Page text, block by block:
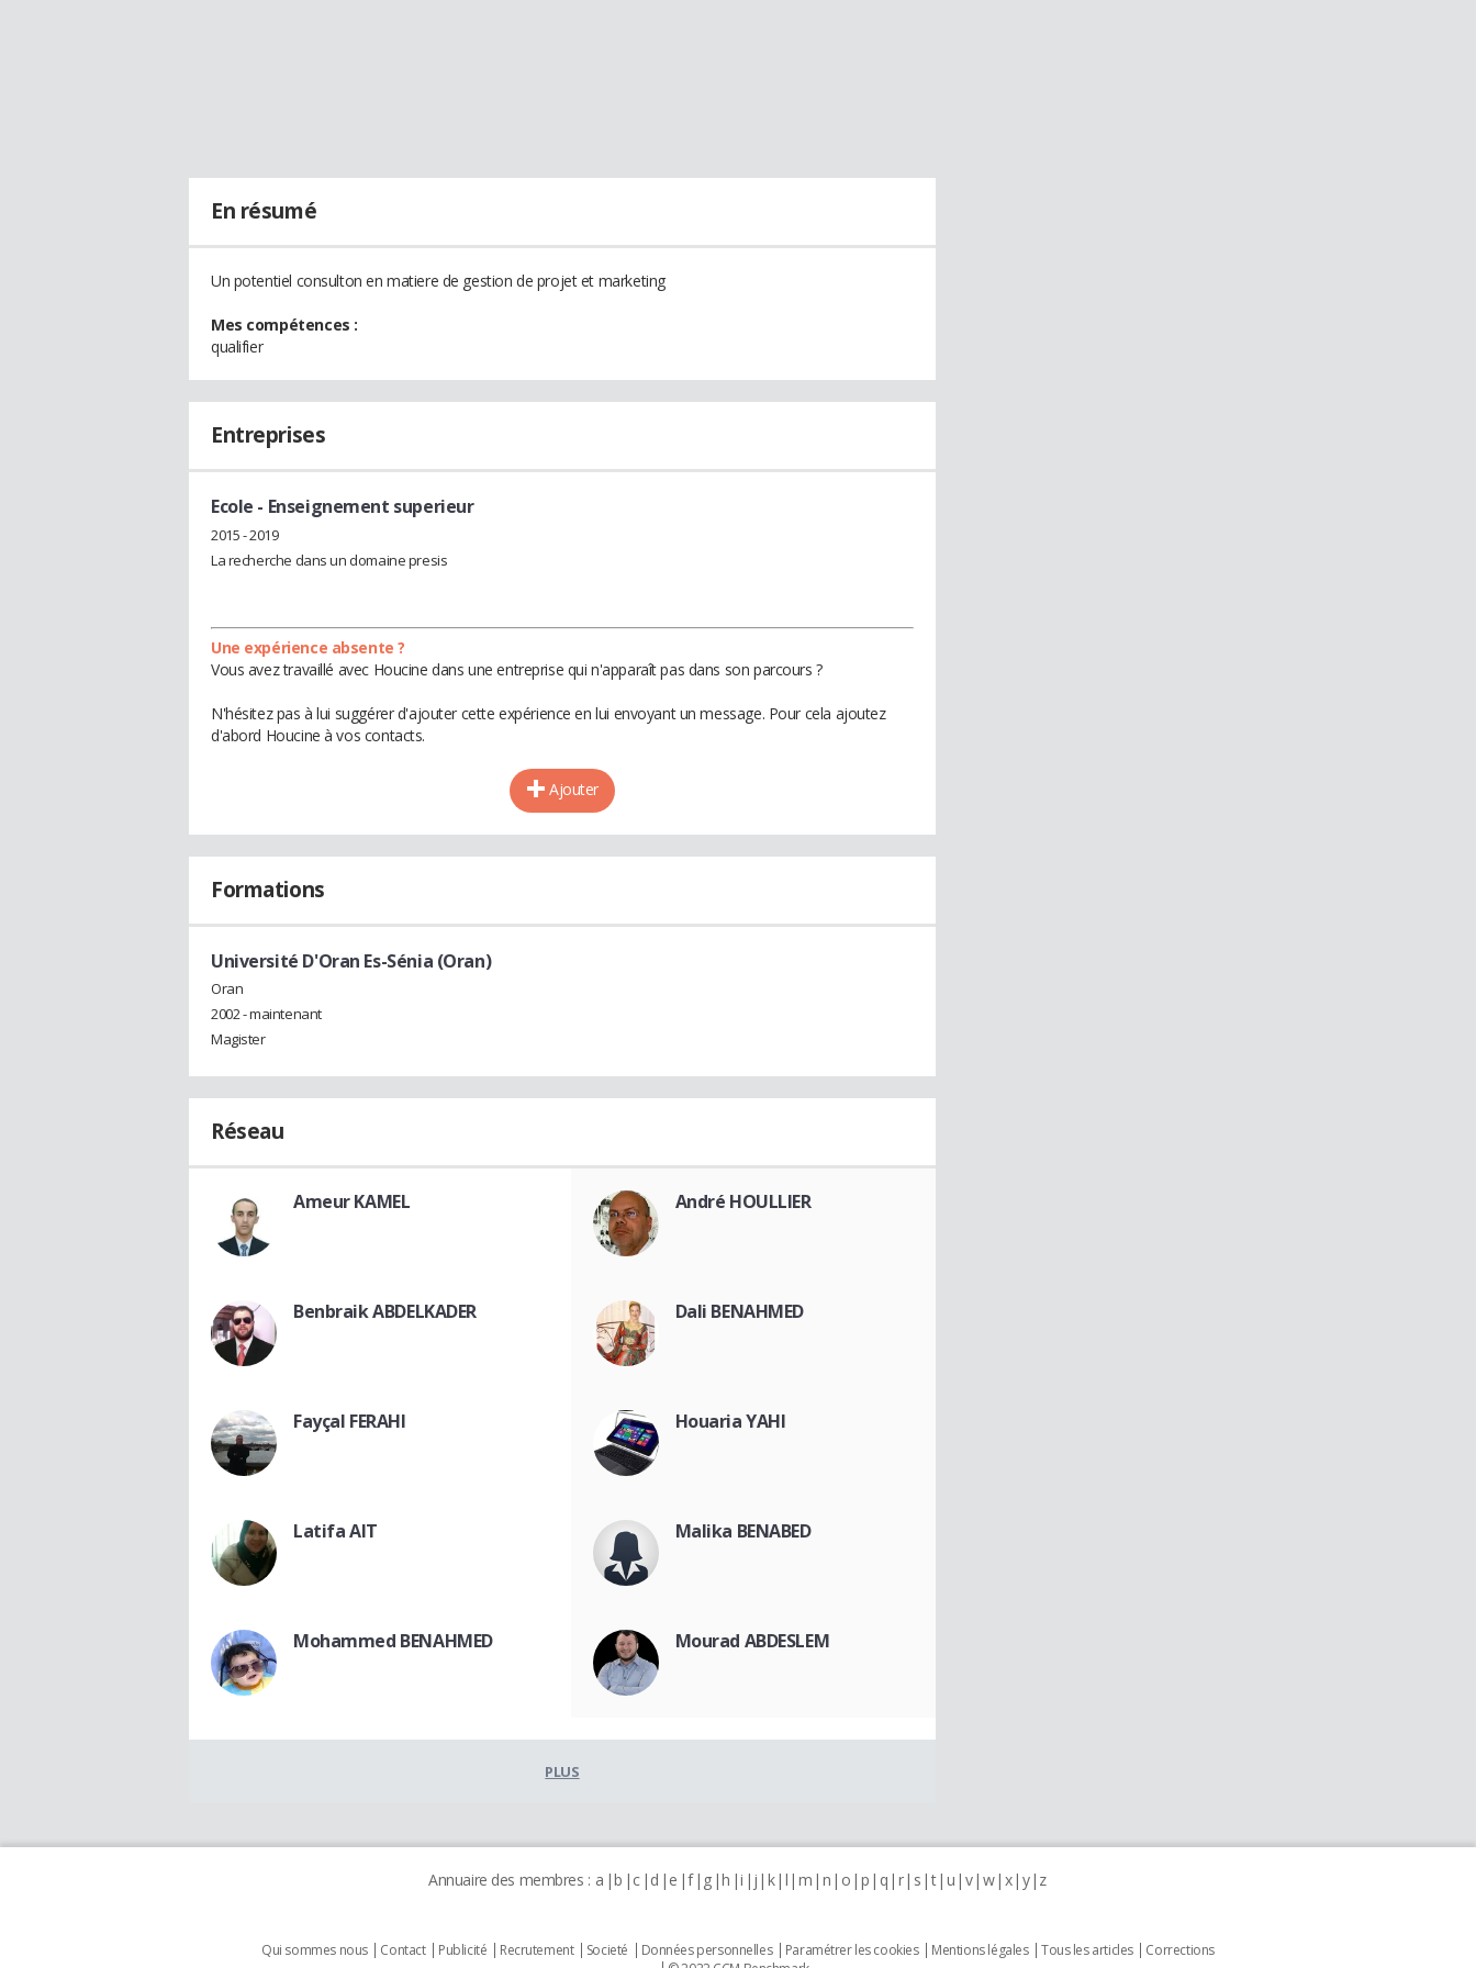
En résumé
Un potentiel consulton en matiere de gestion de projet et marketing
Mes compétences :
qualifier
Entreprises
Ecole - Enseignement superieur
2015 - 2019
La recherche dans un domaine presis
Une expérience absente ?
Vous avez travaillé avec Houcine dans une entreprise qui n'apparaît pas dans son parcours ?
N'hésitez pas à lui suggérer d'ajouter cette expérience en lui envoyant un message. Pour cela ajoutez
d'abord Houcine à vos contacts.
Ajouter
Formations
Université D'Oran Es-Sénia (Oran)
Oran
2002 - maintenant
Magister
Réseau
Ameur KAMEL André HOULLIER
Benbraik ABDELKADER Dali BENAHMED
Fayçal FERAHI Houaria YAHI
Latifa AIT Malika BENABED
Mohammed BENAHMED Mourad ABDESLEM
PLUS
Annuaire des membres : a b c d e f g h i j k l m n o p q r s t u v w x y z
Qui sommes nous Contact Publicité Recrutement Societé Données personnelles Paramétrer les cookies Mentions légales Tous les articles
Corrections